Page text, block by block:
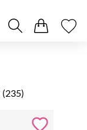
(235)